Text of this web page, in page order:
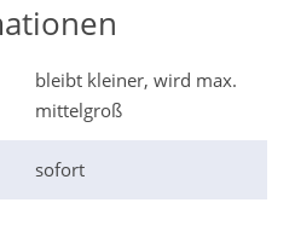
bleibt kleiner, wird max.
mittelgroß
sofort